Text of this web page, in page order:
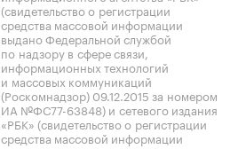
(свидетельство о регистрации
средства массовой информации
выдано Федеральной службой
по надзору в сфере связи,
информационных технологий
и массовых коммуникаций
(Роскомнадзор) 09.12.2015 за номером
ИА №ФС77-63848) и сетевого издания
«РБК» (свидетельство о регистрации
средства массовой информации